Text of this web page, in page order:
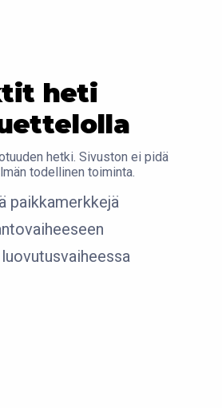
heti
hetki. Sivuston ei pidä
todellinen toiminta.
paikkamerkkejä